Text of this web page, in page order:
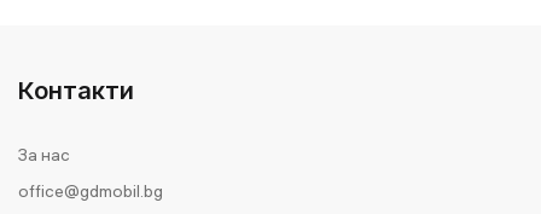
Контакти
За нас
office@gdmobil.bg